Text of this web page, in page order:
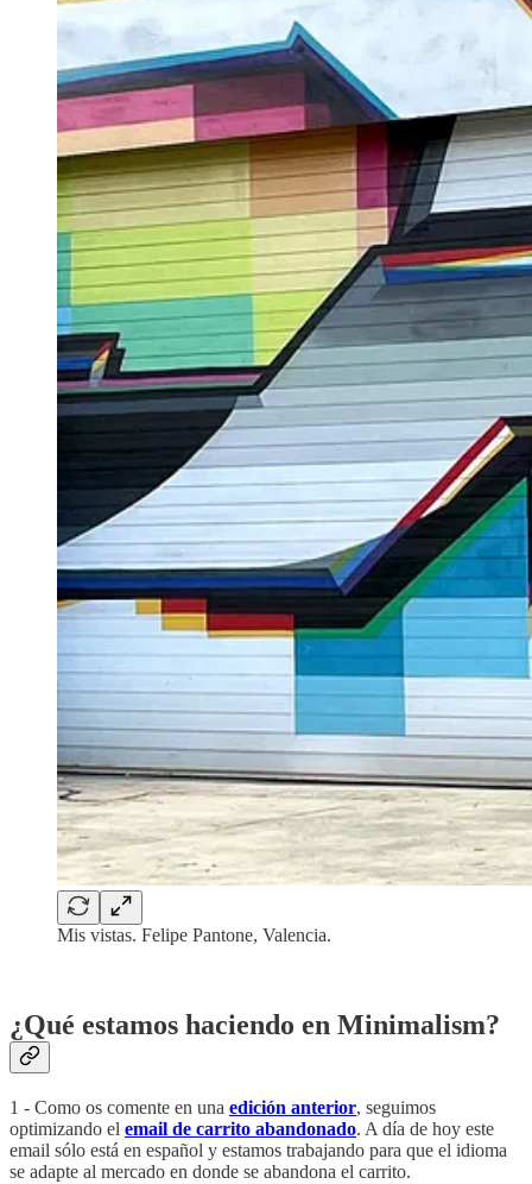
Mis vistas. Felipe Pantone, Valencia.
¿Qué estamos haciendo en Minimalism?
1 - Como os comente en una edición anterior, seguimos
optimizando el email de carrito abandonado. A día de hoy este
email sólo está en español y estamos trabajando para que el idioma
se adapte al mercado en donde se abandona el carrito.